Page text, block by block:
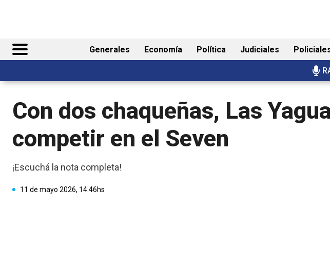
Generales Economía Política Judiciales
Con dos chaqueñas, Las
competir en el Seven
¡Escuchá la nota completa!
11 de mayo 2026, 14:46hs